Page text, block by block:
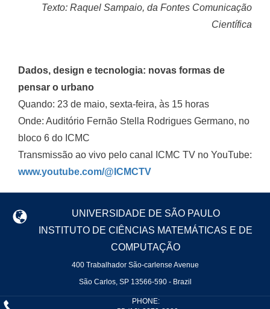
Texto: Raquel Sampaio, da Fontes Comunicação
Científica
Dados, design e tecnologia: novas formas de
pensar o urbano
Quando: 23 de maio, sexta-feira, às 15 horas
Onde: Auditório Fernão Stella Rodrigues Germano, no
bloco 6 do ICMC
Transmissão ao vivo pelo canal ICMC TV no YouTube:
www.youtube.com/@ICMCTV
UNIVERSIDADE DE SÃO PAULO
INSTITUTO DE CIÊNCIAS MATEMÁTICAS E DE
COMPUTAÇÃO
400 Trabalhador São-carlense Avenue
São Carlos, SP 13566-590 - Brazil
PHONE: